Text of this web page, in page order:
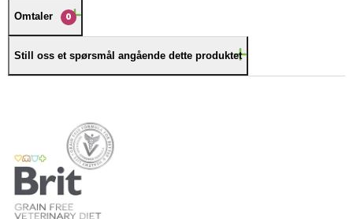
Omtaler 0
Still oss et spørsmål angående dette produktet